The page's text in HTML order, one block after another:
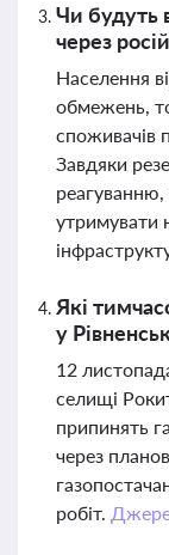
Чи будуть
через
Населення
обмежень,
споживачів
Завдяки
реагуванню,
утримувати
Які
у
12
селищі
припинять
через
робіт.